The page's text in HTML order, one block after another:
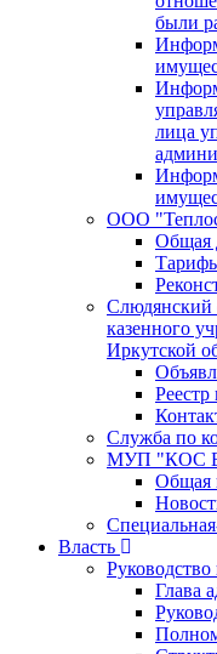
были
лица
ООО
Общая
Слюдянский
казенного
Иркутской
Реестр
Служба по
МУП "КОС
Общая
Власть
Глава